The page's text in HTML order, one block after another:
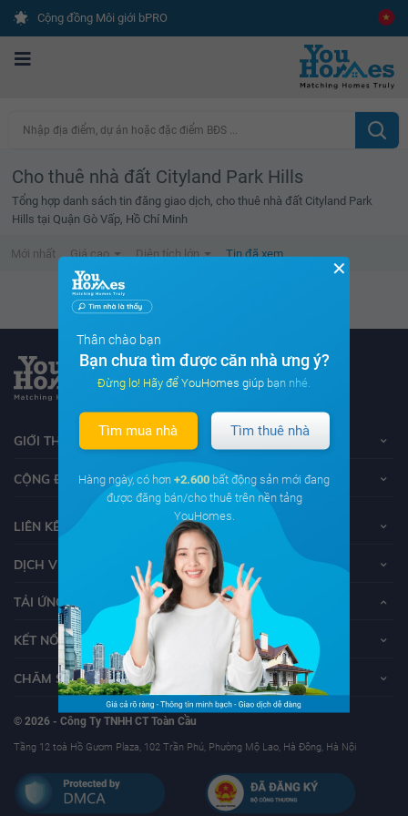
Cộng đồng Môi giới bPRO
Nhập địa điểm, dự án hoặc đặc điểm BĐS ...
Cho thuê nhà đất Cityland Park Hills
Tổng hợp danh sách tin đăng giao dịch, cho thuê nhà đất Cityland Park
Hills tại Quận Gò Vấp, Hồ Chí Minh
Mới nhất Giá cao Diện tích lớn Tin đã xem
Danh sách tin đã xem trống
GIỚI THIỆU VỀ YOUHOMES
CỘNG ĐỒNG YOUHOMERS
LIÊN KẾT
DỊCH VỤ KHÁCH HÀNG
TẢI ỨNG DỤNG YOUHOMES
KẾT NỐI VỚI YOUHOMES
CHĂM SÓC KHÁCH HÀNG
© 2026 - Công Ty TNHH CT Toàn Cầu
Tầng 12 toà Hồ Gươm Plaza, 102 Trần Phú, Phường Mộ Lao, Hà Đông, Hà Nội
✕
Thân chào bạn
Bạn chưa tìm được căn nhà ưng ý?
Đừng lo! Hãy để YouHomes giúp bạn nhé.
Tìm mua nhà Tìm thuê nhà
Hàng ngày, có hơn +2.600 bất động sản mới đang
được đăng bán/cho thuê trên nền tảng
YouHomes.